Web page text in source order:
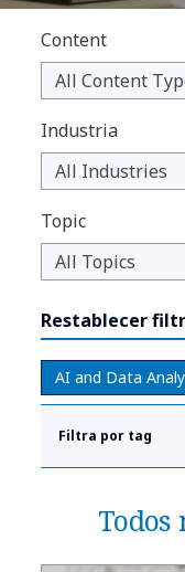
Content
Industria
Topic
Restablecer
AI and Data
Filtra por tag
Todos